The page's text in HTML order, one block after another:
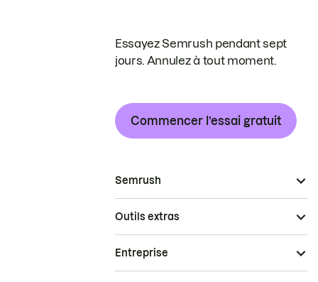
Essayez Semrush pendant sept
jours. Annulez à tout moment.
Commencer l’essai gratuit
Semrush
Outils extras
Entreprise